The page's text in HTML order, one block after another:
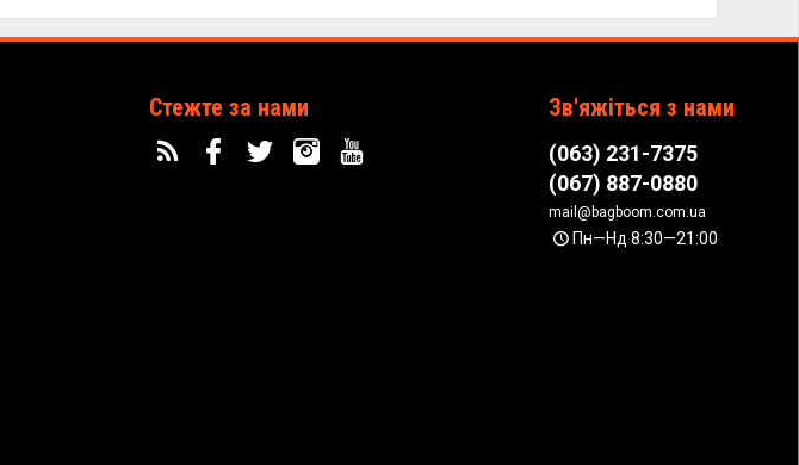
Стежте за нами Зв'яжіться з нами
(063) 231-7375
(067) 887-0880
mail@bagboom.com.ua
Пн—Нд 8:30—21:00